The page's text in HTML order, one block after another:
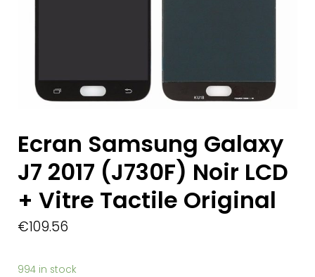
Ecran Samsung Galaxy
J7 2017 (J730F) Noir LCD
+ Vitre Tactile Original
€109.56
994 in stock